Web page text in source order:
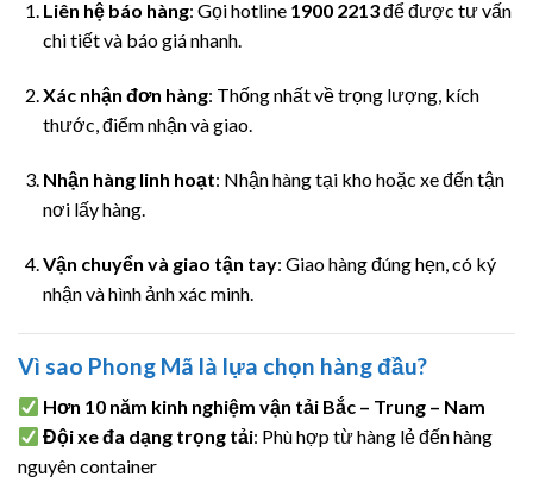
Liên hệ báo hàng: Gọi hotline 1900 2213để được tư vấn
chi tiết và báo giá nhanh.
Xác nhận đơn hàng: Thống nhất về trọng lượng, kích
thước, điểm nhận và giao.
Nhận hàng linh hoạt: Nhận hàng tại kho hoặc xe đến tận
nơi lấy hàng.
Vận chuyển và giao tận tay: Giao hàng đúng hẹn, có ký
nhận và hình ảnh xác minh.
Vì sao Phong Mã là lựa chọn hàng đầu?
Hơn 10 năm kinh nghiệm vận tải Bắc – Trung – Nam
Đội xe đa dạng trọng tải: Phù hợp từ hàng lẻ đến hàng
nguyên container